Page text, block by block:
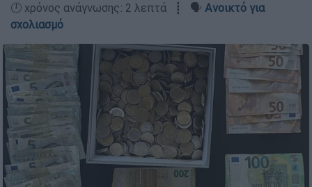
🕛 χρόνος ανάγνωσης: 2 λεπτά ┋ 🗣️ Ανοικτό για
σχολιασμό